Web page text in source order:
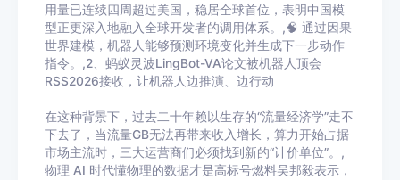
用量已连续四周超过美国，稳居全球首位，表明中国模
型正更深入地融入全球开发者的调用体系。,🧠 通过因果
世界建模，机器人能够预测环境变化并生成下一步动作
指令。,2、蚂蚁灵波LingBot-VA论文被机器人顶会
RSS2026接收，让机器人边推演、边行动
在这种背景下，过去二十年赖以生存的“流量经济学”走不
下去了，当流量GB无法再带来收入增长，算力开始占据
市场主流时，三大运营商们必须找到新的“计价单位”。,
物理 AI 时代懂物理的数据才是高标号燃料吴邦毅表示，